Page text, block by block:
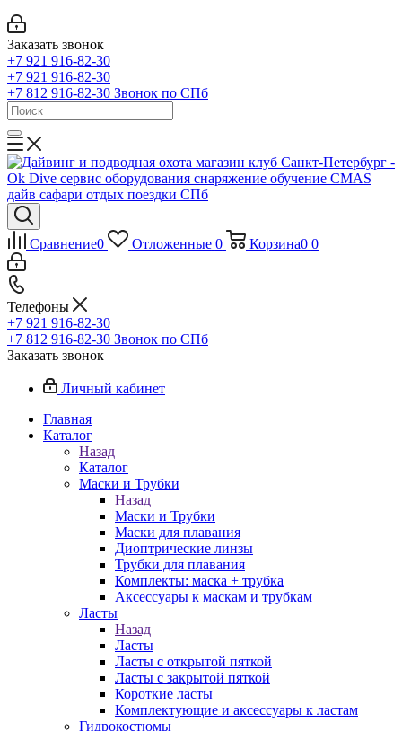
Заказать звонок
+7 921 916-82-30
+7 921 916-82-30
+7 812 916-82-30 Звонок по СПб
Сравнение0 Отложенные 0 Корзина0 0
Телефоны
+7 921 916-82-30
+7 812 916-82-30 Звонок по СПб
Заказать звонок
Личный кабинет
Главная
Каталог
Назад
Каталог
Маски и Трубки
Назад
Маски и Трубки
Маски для плавания
Диоптрические линзы
Трубки для плавания
Комплекты: маска + трубка
Аксессуары к маскам и трубкам
Ласты
Назад
Ласты
Ласты с открытой пяткой
Ласты с закрытой пяткой
Короткие ласты
Комплектующие и аксессуары к ластам
Гидрокостюмы